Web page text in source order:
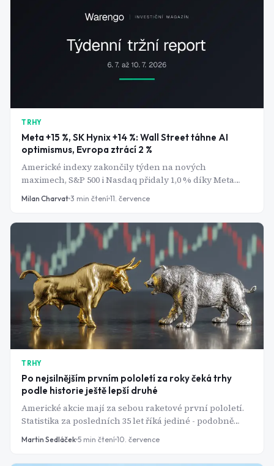
TRHY
Meta +15 %, SK Hynix +14 %: Wall Street táhne AI
optimismus, Evropa ztrácí 2 %
Americké indexy zakončily týden na nových
maximech, S&P 500 i Nasdaq přidaly 1,0 % díky Meta
Platforms a Nvidia. Evropa se ale propadala kolem 2 %
Milan Charvat 3 min čtení 11. července
TRHY
Po nejsilnějším prvním pololetí za roky čeká trhy
podle historie ještě lepší druhé
Americké akcie mají za sebou raketové první pololetí.
Statistika za posledních 35 let říká jediné - podobně
silné starty téměř vždy pokračují.
Martin Sedláček 5 min čtení 10. července